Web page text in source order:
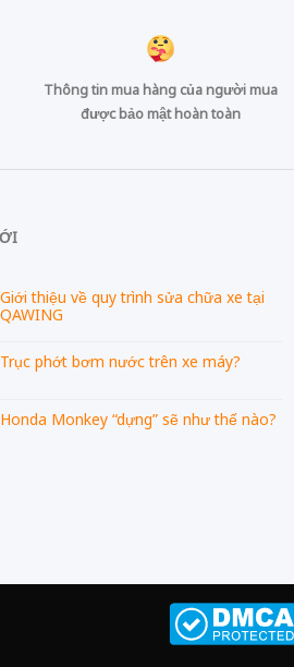
Thông tin mua hàng của người mua
được bảo mật hoàn toàn
Giới thiệu về quy trình sửa chữa xe tại
QAWING
Trục phớt bơm nước trên xe máy?
Honda Monkey “dựng” sẽ như thế nào?